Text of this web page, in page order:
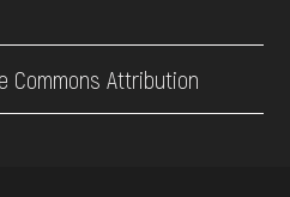
Commons Attribution